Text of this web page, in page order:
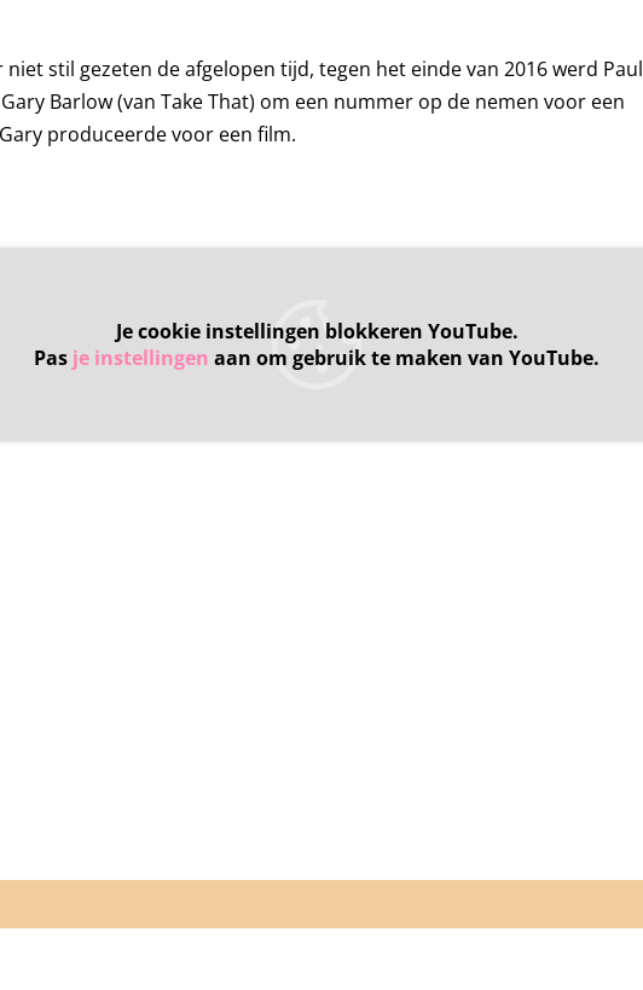
niet stil gezeten de afgelopen tijd, tegen het einde van 2016 werd Paul
Barlow (van Take That) om een nummer op de nemen voor een
produceerde voor een film.
Je cookie instellingen blokkeren YouTube.
Pas je instellingen aan om gebruik te maken van YouTube.